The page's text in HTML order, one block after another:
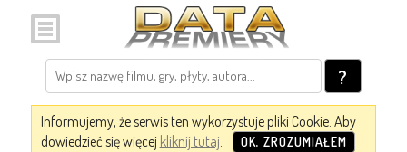
?
Informujemy, że serwis ten wykorzystuje pliki Cookie. Aby
dowiedzieć się więcej kliknij tutaj. OK, ZROZUMIAŁEM